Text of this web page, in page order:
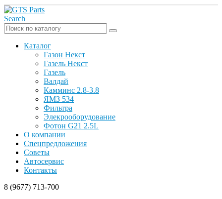
Search
Каталог
Газон Некст
Газель Некст
Газель
Валдай
Камминс 2.8-3.8
ЯМЗ 534
Фильтра
Элекрооборудование
Фотон G21 2.5L
О компании
Спецпредложения
Советы
Автосервис
Контакты
8 (9677) 713-700